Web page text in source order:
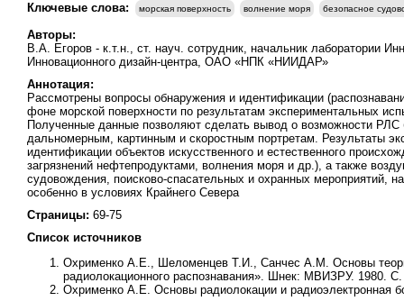
Ключевые слова: морская поверхность волнение моря безопасное
Авторы:
В.А. Егоров - к.т.н., ст. науч. сотрудник, начальник
Инновационного дизайн-центра, ОАО «НПК «НИИДАР»
Аннотация:
Рассмотрены вопросы обнаружения и идентификации
фоне морской поверхности по результатам экспериментальных
Полученные данные позволяют сделать вывод о возможности РЛС
дальномерным, картинным и скоростным портретам. Результаты
идентификации объектов искусственного и естественного
загрязнений нефтепродуктами, волнения моря и др.), а также
судовождения, поисково-спасательных и охранных мероприятий,
особенно в условиях Крайнего Севера
Страницы: 69-75
Список источников
Охрименко А.Е., Шеломенцев Т.И., Санчес A.M. Основы
радиолокационного распознавания». Шнек: МВИЗРУ. 1980.
Охрименко А.Е. Основы радиолокации и радиоэлектронная